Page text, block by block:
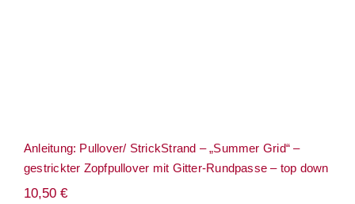
Anleitung: Pullover/ StrickStrand – „Summer Grid“ –
gestrickter Zopfpullover mit Gitter-Rundpasse – top down
10,50 €